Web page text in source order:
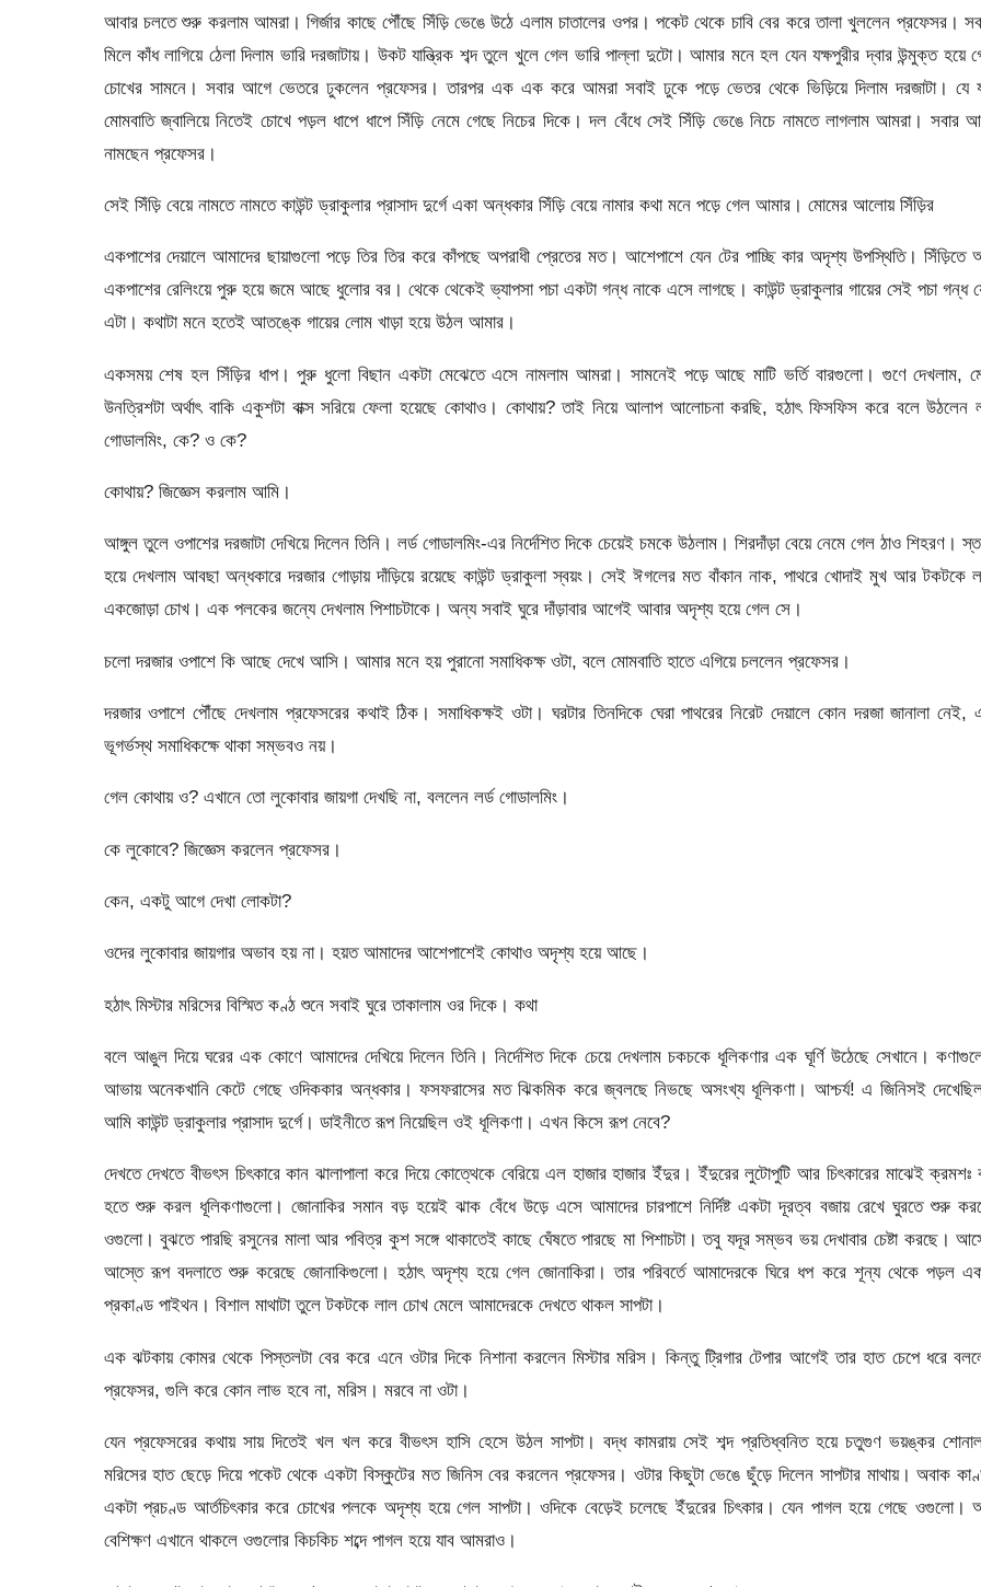
আবার চলতে শুরু করলাম আমরা। গির্জার কাছে পৌঁছে সিঁড়ি ভেঙে উঠে এলাম চাতালের ওপর। পকেট থেকে চাবি বের করে তালা খুললেন প্রফেসর।
মিলে কাঁধ লাগিয়ে ঠেলা দিলাম ভারি দরজাটায়। উকট যান্ত্রিক শব্দ তুলে খুলে গেল ভারি পাল্লা দুটো। আমার মনে হল যেন যক্ষপুরীর দ্বার উন্মুক্ত হয়ে
চোখের সামনে। সবার আগে ভেতরে ঢুকলেন প্রফেসর। তারপর এক এক করে আমরা সবাই ঢুকে পড়ে ভেতর থেকে ভিড়িয়ে দিলাম দরজাটা। যে
মোমবাতি জ্বালিয়ে নিতেই চোখে পড়ল ধাপে ধাপে সিঁড়ি নেমে গেছে নিচের দিকে। দল বেঁধে সেই সিঁড়ি ভেঙে নিচে নামতে লাগলাম আমরা। সবার
নামছেন প্রফেসর।
সেই সিঁড়ি বেয়ে নামতে নামতে কাউন্ট ড্রাকুলার প্রাসাদ দুর্গে একা অন্ধকার সিঁড়ি বেয়ে নামার কথা মনে পড়ে গেল আমার। মোমের আলোয় সিঁড়ির
একপাশের দেয়ালে আমাদের ছায়াগুলো পড়ে তির তির করে কাঁপছে অপরাধী প্রেতের মত। আশেপাশে যেন টের পাচ্ছি কার অদৃশ্য উপস্থিতি। সিঁড়িতে
একপাশের রেলিংয়ে পুরু হয়ে জমে আছে ধুলোর বর। থেকে থেকেই ভ্যাপসা পচা একটা গন্ধ নাকে এসে লাগছে। কাউন্ট ড্রাকুলার গায়ের সেই পচা গন্ধ
এটা। কথাটা মনে হতেই আতঙ্কে গায়ের লোম খাড়া হয়ে উঠল আমার।
একসময় শেষ হল সিঁড়ির ধাপ। পুরু ধুলো বিছান একটা মেঝেতে এসে নামলাম আমরা। সামনেই পড়ে আছে মাটি ভর্তি বারগুলো। গুণে দেখলাম,
উনত্রিশটা অর্থাৎ বাকি একুশটা বাক্স সরিয়ে ফেলা হয়েছে কোথাও। কোথায়? তাই নিয়ে আলাপ আলোচনা করছি, হঠাৎ ফিসফিস করে বলে উঠলেন
গোডালমিং, কে? ও কে?
কোথায়? জিজ্ঞেস করলাম আমি।
আঙ্গুল তুলে ওপাশের দরজাটা দেখিয়ে দিলেন তিনি। লর্ড গোডালমিং-এর নির্দেশিত দিকে চেয়েই চমকে উঠলাম। শিরদাঁড়া বেয়ে নেমে গেল ঠাও শিহরণ।
হয়ে দেখলাম আবছা অন্ধকারে দরজার গোড়ায় দাঁড়িয়ে রয়েছে কাউন্ট ড্রাকুলা স্বয়ং। সেই ঈগলের মত বাঁকান নাক, পাথরে খোদাই মুখ আর টকটকে
একজোড়া চোখ। এক পলকের জন্যে দেখলাম পিশাচটাকে। অন্য সবাই ঘুরে দাঁড়াবার আগেই আবার অদৃশ্য হয়ে গেল সে।
চলো দরজার ওপাশে কি আছে দেখে আসি। আমার মনে হয় পুরানো সমাধিকক্ষ ওটা, বলে মোমবাতি হাতে এগিয়ে চললেন প্রফেসর।
দরজার ওপাশে পৌঁছে দেখলাম প্রফেসরের কথাই ঠিক। সমাধিকক্ষই ওটা। ঘরটার তিনদিকে ঘেরা পাথরের নিরেট দেয়ালে কোন দরজা জানালা নেই,
ভূগর্ভস্থ সমাধিকক্ষে থাকা সম্ভবও নয়।
গেল কোথায় ও? এখানে তো লুকোবার জায়গা দেখছি না, বললেন লর্ড গোডালমিং।
কে লুকোবে? জিজ্ঞেস করলেন প্রফেসর।
কেন, একটু আগে দেখা লোকটা?
ওদের লুকোবার জায়গার অভাব হয় না। হয়ত আমাদের আশেপাশেই কোথাও অদৃশ্য হয়ে আছে।
হঠাৎ মিস্টার মরিসের বিস্মিত কণ্ঠ শুনে সবাই ঘুরে তাকালাম ওর দিকে। কথা
বলে আঙুল দিয়ে ঘরের এক কোণে আমাদের দেখিয়ে দিলেন তিনি। নির্দেশিত দিকে চেয়ে দেখলাম চকচকে ধূলিকণার এক ঘূর্ণি উঠেছে সেখানে।
আভায় অনেকখানি কেটে গেছে ওদিককার অন্ধকার। ফসফরাসের মত ঝিকমিক করে জ্বলছে নিভছে অসংখ্য ধূলিকণা। আশ্চর্য! এ জিনিসই
আমি কাউন্ট ড্রাকুলার প্রাসাদ দুর্গে। ডাইনীতে রূপ নিয়েছিল ওই ধূলিকণা। এখন কিসে রূপ নেবে?
দেখতে দেখতে বীভৎস চিৎকারে কান ঝালাপালা করে দিয়ে কোত্থেকে বেরিয়ে এল হাজার হাজার ইঁদুর। ইঁদুরের লুটোপুটি আর চিৎকারের মাঝেই ক্রমশঃ
হতে শুরু করল ধূলিকণাগুলো। জোনাকির সমান বড় হয়েই ঝাক বেঁধে উড়ে এসে আমাদের চারপাশে নির্দিষ্ট একটা দূরত্ব বজায় রেখে ঘুরতে শুরু
ওগুলো। বুঝতে পারছি রসুনের মালা আর পবিত্র কুশ সঙ্গে থাকাতেই কাছে ঘেঁষতে পারছে মা পিশাচটা। তবু যদূর সম্ভব ভয় দেখাবার চেষ্টা করছে।
আস্তে রূপ বদলাতে শুরু করেছে জোনাকিগুলো। হঠাৎ অদৃশ্য হয়ে গেল জোনাকিরা। তার পরিবর্তে আমাদেরকে ঘিরে ধপ করে শূন্য থেকে পড়ল
প্রকাণ্ড পাইথন। বিশাল মাথাটা তুলে টকটকে লাল চোখ মেলে আমাদেরকে দেখতে থাকল সাপটা।
এক ঝটকায় কোমর থেকে পিস্তলটা বের করে এনে ওটার দিকে নিশানা করলেন মিস্টার মরিস। কিন্তু ট্রিগার টেপার আগেই তার হাত চেপে ধরে
প্রফেসর, গুলি করে কোন লাভ হবে না, মরিস। মরবে না ওটা।
যেন প্রফেসরের কথায় সায় দিতেই খল খল করে বীভৎস হাসি হেসে উঠল সাপটা। বদ্ধ কামরায় সেই শব্দ প্রতিধ্বনিত হয়ে চতুগুণ ভয়ঙ্কর
মরিসের হাত ছেড়ে দিয়ে পকেট থেকে একটা বিস্কুটের মত জিনিস বের করলেন প্রফেসর। ওটার কিছুটা ভেঙে ছুঁড়ে দিলেন সাপটার মাথায়। অবাক
একটা প্রচণ্ড আর্তচিৎকার করে চোখের পলকে অদৃশ্য হয়ে গেল সাপটা। ওদিকে বেড়েই চলেছে ইঁদুরের চিৎকার। যেন পাগল হয়ে গেছে ওগুলো।
বেশিক্ষণ এখানে থাকলে ওগুলোর কিচকিচ শব্দে পাগল হয়ে যাব আমরাও।